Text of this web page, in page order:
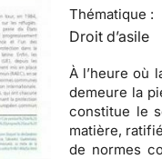
Thématique :
Droit d’asile
À l’heure où
demeure la
constitue le
matière,
de normes